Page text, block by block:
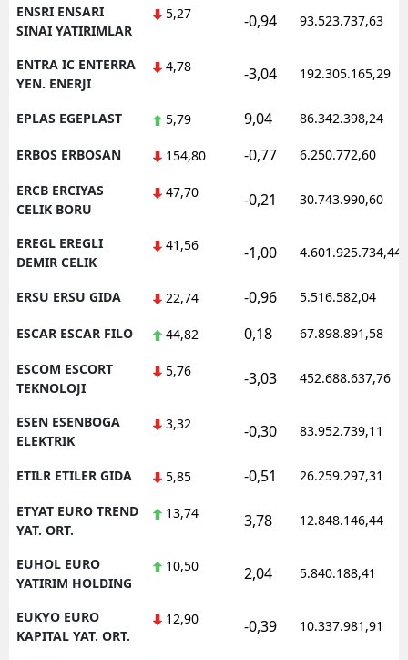
ENSRI ENSARI
SINAI YATIRIMLAR
5,27 -0,94 93.523.737,63
ENTRA IC ENTERRA
YEN. ENERJI
4,78 -3,04 192.305.165,29
EPLAS EGEPLAST 5,79 9,04 86.342.398,24
ERBOS ERBOSAN 154,80 -0,77 6.250.772,60
ERCB ERCIYAS
CELIK BORU
47,70 -0,21 30.743.990,60
EREGL EREGLI
DEMIR CELIK
41,56 -1,00 4.601.925.734,44
ERSU ERSU GIDA 22,74 -0,96 5.516.582,04
ESCAR ESCAR FILO 44,82 0,18 67.898.891,58
ESCOM ESCORT
TEKNOLOJI
5,76 -3,03 452.688.637,76
ESEN ESENBOGA
ELEKTRIK
3,32 -0,30 83.952.739,11
ETILR ETILER GIDA 5,85 -0,51 26.259.297,31
ETYAT EURO TREND
YAT. ORT.
13,74 3,78 12.848.146,44
EUHOL EURO
YATIRIM HOLDING
10,50 2,04 5.840.188,41
EUKYO EURO
KAPITAL YAT. ORT.
12,90 -0,39 10.337.981,91